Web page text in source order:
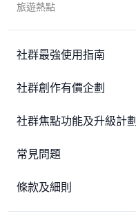
旅遊熱點
社群最強使用指南
社群創作有價企劃
社群焦點功能及升級計劃
常見問題
條款及細則